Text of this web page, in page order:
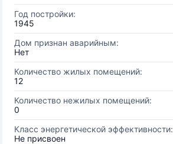
Год постройки:
1945
Дом признан аварийным:
Нет
Количество жилых помещений:
12
Количество нежилых помещений:
0
Класс энергетической эффективности:
Не присвоен